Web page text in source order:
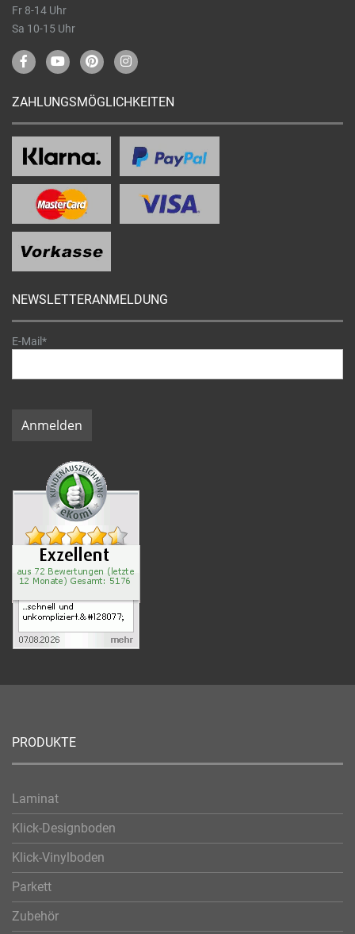
Fr 8-14 Uhr
Sa 10-15 Uhr
ZAHLUNGSMÖGLICHKEITEN
NEWSLETTERANMELDUNG
E-Mail*
Anmelden
PRODUKTE
Laminat
Klick-Designboden
Klick-Vinylboden
Parkett
Zubehör